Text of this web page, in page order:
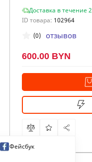
Доставка в течение
ID товара: 102964
(0) отзывов
600.00 BYN
Фейсбук